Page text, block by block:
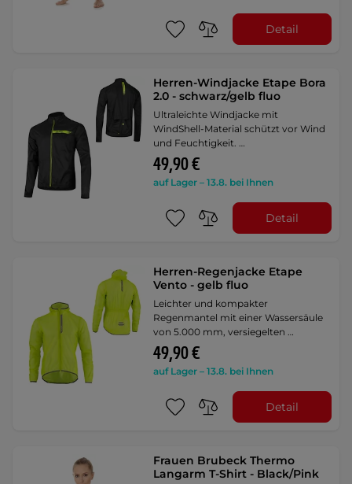
Detail
Herren-Windjacke Etape Bora
2.0 - schwarz/gelb fluo
Ultraleichte Windjacke mit
WindShell-Material schützt vor Wind
und Feuchtigkeit. …
49,90 €
auf Lager – 13.8. bei Ihnen
Detail
Herren-Regenjacke Etape
Vento - gelb fluo
Leichter und kompakter
Regenmantel mit einer Wassersäule
von 5.000 mm, versiegelten …
49,90 €
auf Lager – 13.8. bei Ihnen
Detail
Frauen Brubeck Thermo
Langarm T-Shirt - Black/Pink